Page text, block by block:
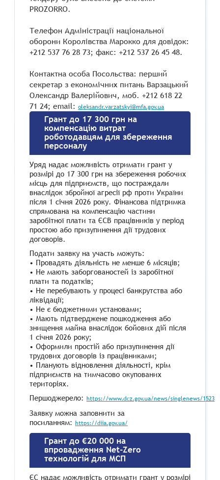
PROZORRO.
Телефон Адміністрації національної
оборони Королівства Марокко для довідок:
+212 537 76 28 73; факс: +212 537 26 45 48.
Контактна особа Посольства: перший
секретар з економічних питань Варзацький
Олександр Валерійович, моб. +212 618 22
71 24; email: oleksandr.varzatskyi@mfa.gov.ua
Грант до 17 300 грн на
компенсацію витрат
роботодавцям для збереження
персоналу
Уряд надає можливість отримати грант у
розмірі до 17 300 грн на збереження робочих
місць для підприємств, що постраждали
внаслідок збройної агресії рф проти України
після 1 січня 2026 року. Фінансова підтримка
спрямована на компенсацію частини
заробітної плати та ЄСВ працівників у період
простою або призупинення дії трудових
договорів.
Подати заявку на участь можуть:
• Провадять діяльність не менше 6 місяців;
• Не мають заборгованостей із заробітної
плати та податків;
• Не перебувають у процесі банкрутства або
ліквідації;
• Не є бюджетними установами;
• Мають підтверджене пошкодження або
знищення майна внаслідок бойових дій після
1 січня 2026 року;
• Оформили простій або призупинення дії
трудових договорів із працівниками;
• Планують відновлення діяльності, крім
підприємств на тимчасово окупованих
територіях.
Першоджерело: https://www.dcz.gov.ua/news/singlenews/1523
Заявку можна заповнити за
посиланням: https://diia.gov.ua/
Грант до €20 000 на
впровадження Net-Zero
технологій для МСП
ЄС надає можливість отримати грант у розмірі